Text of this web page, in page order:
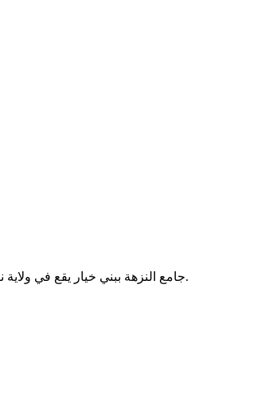
جامع النزهة ببني خيار يقع في ولاية نابل بتونس. يُقام فيه الصلوات الخمس والجمعة، ويخدم سكان المنطقة.